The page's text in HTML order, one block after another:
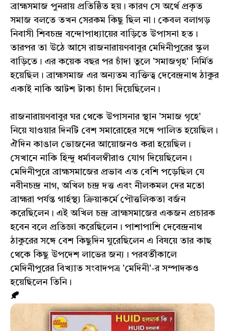
ব্রাহ্মসমাজ পুনরায় প্রতিষ্ঠিত হয়। কারণ সে অর্থে প্রকৃত
সমাজ বলতে তখন সেরকম কিছু ছিল না। কেবল বলাগড়
নিবাসী শিবচন্দ্র বন্দোপাধ্যায়ের বাড়িতে উপাসনা হত।
তারপর তা উঠে আসে রাজনারায়ণবাবুর মেদিনীপুরের স্কুল
বাড়িতে। এর কয়েক বছর পর চাঁদা তুলে 'সমাজগৃহ' নির্মিত
হয়েছিল। ব্রাহ্মসমাজ এর অন্যতম ব্যক্তিত্ব দেবেন্দ্রনাথ ঠাকুর
একাই নাকি আটশ টাকা চাঁদা দিয়েছিলেন।
রাজনারায়ণবাবুর ঘর থেকে উপাসনার স্থান 'সমাজ গৃহে'
নিয়ে যাওয়ার দিনটি বেশ সমারোহের সঙ্গে পালিত হয়েছিল।
ঐদিন কাঙাল ভোজনের আয়োজনও করা হয়েছিল।
সেখানে নাকি হিন্দু ধর্মাবলম্বীরাও যোগ দিয়েছিলেন।
মেদিনীপুরে ব্রাহ্মসমাজের প্রভাব এত বেশি পড়েছিল যে
নবীনচন্দ্র নাগ, অখিল চন্দ্র দত্ত এবং নীলকমল দের মতো
ব্রাহ্মরা পর্যন্ত গার্হস্থ‍্য ক্রিয়াকর্মে পৌত্তলিকতা বর্জন
করেছিলেন। এই অখিল চন্দ্র ব্রাহ্মসমাজের একজন প্রচারক
হবেন বলে প্রতিজ্ঞা করেছিলেন। পাশাপাশি দেবেন্দ্রনাথ
ঠাকুরের সঙ্গে বেশ কিছুদিন ঘুরেছিলেন এ বিষয়ে তার কাছ
থেকে কিছু উপদেশ লাভের জন্য। পরবর্তীকালে
মেদিনীপুরের বিখ্যাত সংবাদপত্র 'মেদিনী'-র সম্পাদকও
হয়েছিলেন তিনি।
🍂